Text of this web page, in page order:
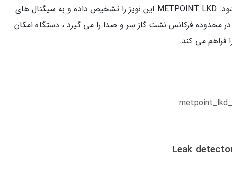
ایجاد صدا در محدوده فرکانس اولتراسونیک می شود. METPOINT LKD این نویز را تشخیص داده و به سیگنال های
محدوده فرکانس نشت گاز سر و صدا را می گیرد ، دستگاه امکان
می کند.
Leak